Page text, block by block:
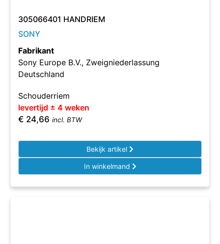
305066401 HANDRIEM
SONY
Fabrikant
Sony Europe B.V., Zweigniederlassung
Deutschland
Schouderriem
levertijd ± 4 weken
€ 24,66 incl. BTW
Bekijk artikel
In winkelmand